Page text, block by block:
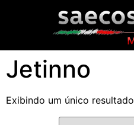
Jetinno
Exibindo um único resultado